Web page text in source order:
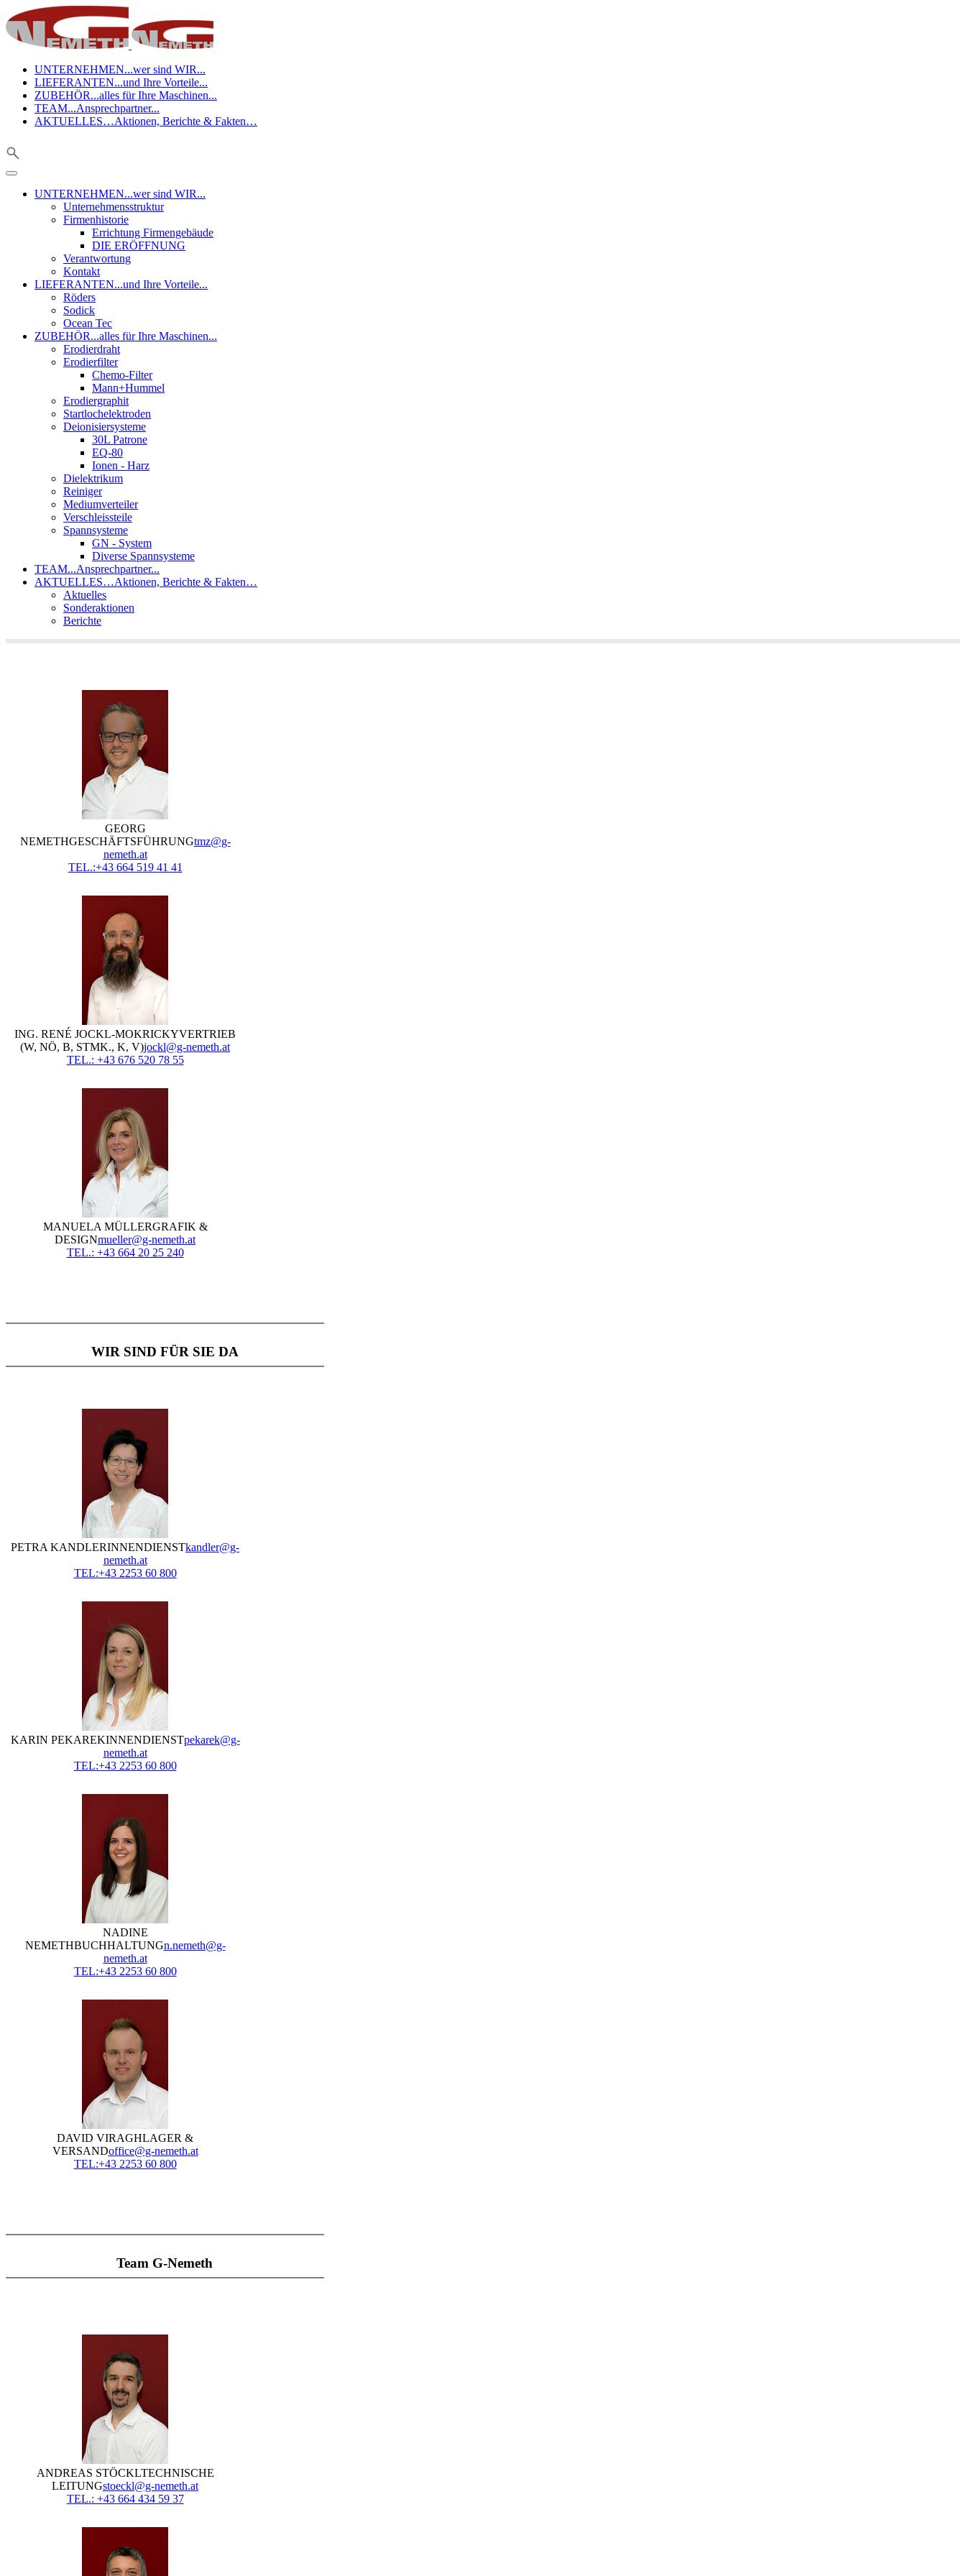
UNTERNEHMEN...wer sind WIR...
LIEFERANTEN...und Ihre Vorteile...
ZUBEHÖR...alles für Ihre Maschinen...
TEAM...Ansprechpartner...
AKTUELLES…Aktionen, Berichte & Fakten…
UNTERNEHMEN...wer sind WIR...
Unternehmensstruktur
Firmenhistorie
Errichtung Firmengebäude
DIE ERÖFFNUNG
Verantwortung
Kontakt
LIEFERANTEN...und Ihre Vorteile...
Röders
Sodick
Ocean Tec
ZUBEHÖR...alles für Ihre Maschinen...
Erodierdraht
Erodierfilter
Chemo-Filter
Mann+Hummel
Erodiergraphit
Startlochelektroden
Deionisiersysteme
30L Patrone
EQ-80
Ionen - Harz
Dielektrikum
Reiniger
Mediumverteiler
Verschleissteile
Spannsysteme
GN - System
Diverse Spannsysteme
TEAM...Ansprechpartner...
AKTUELLES…Aktionen, Berichte & Fakten…
Aktuelles
Sonderaktionen
Berichte
GEORG
NEMETHGESCHÄFTSFÜHRUNGtmz@g-
nemeth.at
TEL.:+43 664 519 41 41
ING. RENÉ JOCKL-MOKRICKYVERTRIEB
(W, NÖ, B, STMK., K, V)jockl@g-nemeth.at
TEL.: +43 676 520 78 55
MANUELA MÜLLERGRAFIK &
DESIGNmueller@g-nemeth.at
TEL.: +43 664 20 25 240
WIR SIND FÜR SIE DA
PETRA KANDLERINNENDIENSTkandler@g-
nemeth.at
TEL:+43 2253 60 800
KARIN PEKAREKINNENDIENSTpekarek@g-
nemeth.at
TEL:+43 2253 60 800
NADINE
NEMETHBUCHHALTUNGn.nemeth@g-
nemeth.at
TEL:+43 2253 60 800
DAVID VIRAGHLAGER &
VERSANDoffice@g-nemeth.at
TEL:+43 2253 60 800
Team G-Nemeth
ANDREAS STÖCKLTECHNISCHE
LEITUNGstoeckl@g-nemeth.at
TEL.: +43 664 434 59 37